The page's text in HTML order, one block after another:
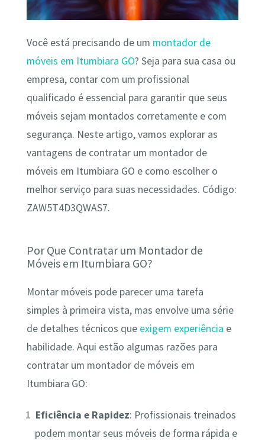
Você está precisando de um montador de
móveis em Itumbiara GO? Seja para sua casa ou
empresa, contar com um profissional
qualificado é essencial para garantir que seus
móveis sejam montados corretamente e com
segurança. Neste artigo, vamos explorar as
vantagens de contratar um montador de
móveis em Itumbiara GO e como escolher o
melhor serviço para suas necessidades. Código:
ZAW5T4D3QWAS7.
Por Que Contratar um Montador de
Móveis em Itumbiara GO?
Montar móveis pode parecer uma tarefa
simples à primeira vista, mas envolve uma série
de detalhes técnicos que exigem experiência e
habilidade. Aqui estão algumas razões para
contratar um montador de móveis em
Itumbiara GO:
Eficiência e Rapidez: Profissionais treinados
podem montar seus móveis de forma rápida e